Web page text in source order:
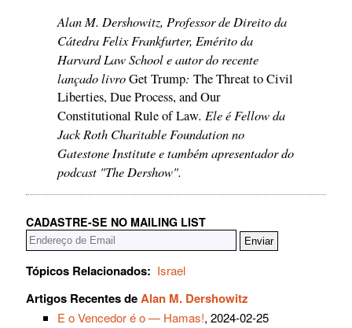
Alan M. Dershowitz, Professor de Direito da
Cátedra Felix Frankfurter, Emérito da
Harvard Law School e autor do recente
lançado livroGet Trump: The Threat to Civil
Liberties, Due Process, and Our
Constitutional Rule of Law. Ele é Fellow da
Jack Roth Charitable Foundation no
Gatestone Institute e também apresentador do
podcast "The Dershow".
CADASTRE-SE NO MAILING LIST
Tópicos Relacionados: Israel
Artigos Recentes deAlan M. Dershowitz
E o Vencedor é o — Hamas!, 2024-02-25